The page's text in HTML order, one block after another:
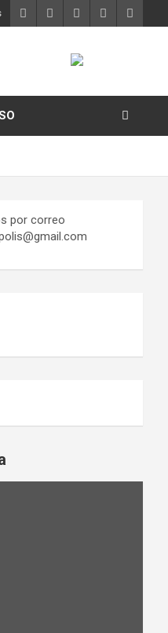
por correo